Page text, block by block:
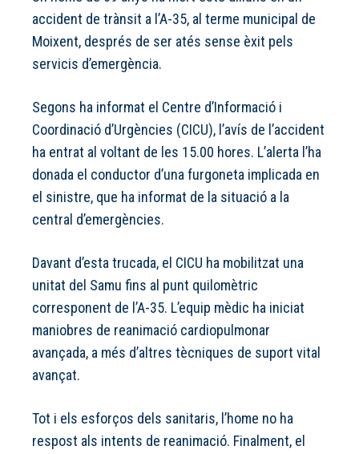
accident de trànsit a l’A-35, al terme municipal de
Moixent, després de ser atés sense èxit pels
servicis d’emergència.
Segons ha informat el Centre d’Informació i
Coordinació d’Urgències (CICU), l’avís de l’accident
ha entrat al voltant de les 15.00 hores. L’alerta l’ha
donada el conductor d’una furgoneta implicada en
el sinistre, que ha informat de la situació a la
central d’emergències.
Davant d’esta trucada, el CICU ha mobilitzat una
unitat del Samu fins al punt quilomètric
corresponent de l’A-35. L’equip mèdic ha iniciat
maniobres de reanimació cardiopulmonar
avançada, a més d’altres tècniques de suport vital
avançat.
Tot i els esforços dels sanitaris, l’home no ha
respost als intents de reanimació. Finalment, el